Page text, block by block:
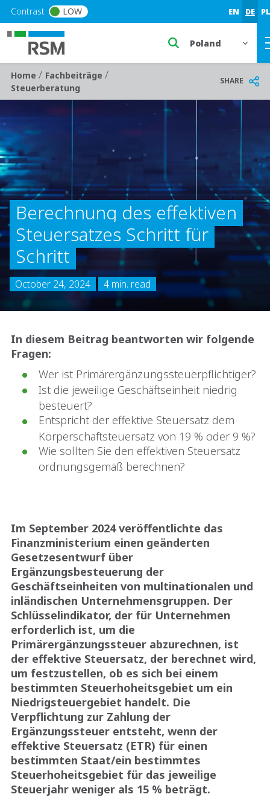
Skip to main content
Contrast LOW EN DE PL
Select a region or
Breadcrumb
Home/ Fachbeiträge/
Steuerberatung
SHARE
Berechnung des effektiven
Steuersatzes Schritt für
Schritt
October 24, 2024 4 min. read
In diesem Beitrag beantworten wir folgende
Fragen:
Wer ist Primärergänzungssteuerpflichtiger?
Ist die jeweilige Geschäftseinheit niedrig
besteuert?
Entspricht der effektive Steuersatz dem
Körperschaftsteuersatz von 19 % oder 9 %?
Wie sollten Sie den effektiven Steuersatz
ordnungsgemäß berechnen?
Im September 2024 veröffentlichte das
Finanzministerium einen geänderten
Gesetzesentwurf über
Ergänzungsbesteuerung der
Geschäftseinheiten von multinationalen und
inländischen Unternehmensgruppen. Der
Schlüsselindikator, der für Unternehmen
erforderlich ist, um die
Primärergänzungssteuer abzurechnen, ist
der effektive Steuersatz, der berechnet wird,
um festzustellen, ob es sich bei einem
bestimmten Steuerhoheitsgebiet um ein
Niedrigsteuergebiet handelt. Die
Verpflichtung zur Zahlung der
Ergänzungssteuer entsteht, wenn der
effektive Steuersatz (ETR) für einen
bestimmten Staat/ein bestimmtes
Steuerhoheitsgebiet für das jeweilige
Steuerjahr weniger als 15 % beträgt.